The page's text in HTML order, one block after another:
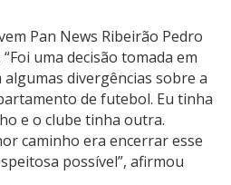
Pan News Ribeirão Pedro
uma decisão tomada em
divergências sobre a
de futebol. Eu tinha
e o clube tinha outra.
caminho era encerrar esse
possível”, afirmou